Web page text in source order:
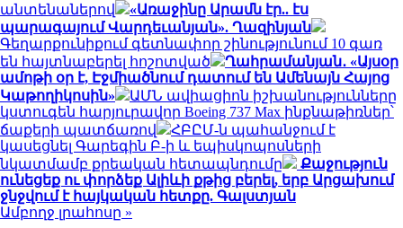
անտենաներով
«Առաջինը Արամն էր.. էս
պարագայում Վարդեւանյան». Ղազինյան
Գեղարքունիքում գետնափոր շինությունում 10 գառ
են հայտնաբերել հոշոտված
Ղահրամանյան․ «Այսօր
ամոթի օր է, Էջմիածնում դատում են Ամենայն Հայոց
Կաթողիկոսին»
ԱՄՆ ավիացիոն իշխանությունները
կստուգեն հարյուրավոր Boeing 737 Max ինքնաթիռներ՝
ճաքերի պատճառով
ՀԲԸՄ-ն պահանջում է
կասեցնել Գարեգին Բ-ի և եպիսկոպոսների
նկատմամբ քրեական հետապնդումը
Քաջություն
ունեցեք ու փորձեք Ալիևի քթից բերել, երբ Արցախում
ջնջվում է հայկական հետքը. Գալստյան
Ամբողջ լրահոսը »